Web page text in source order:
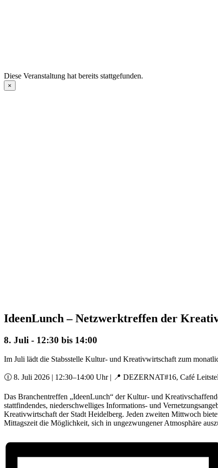
Diese Veranstaltung hat bereits stattgefunden.
×
IdeenLunch – Netzwerktreffen der
8. Juli - 12:30 bis 14:00
Im Juli lädt die Stabsstelle Kultur- und Kreativwirtschaft zum
🕧 8. Juli 2026 | 12:30–14:00 Uhr | 📍 DEZERNAT#16, Café
Das Branchentreffen „IdeenLunch“ der Kultur- und
stattfindendes, niederschwelliges Informations- und
Kreativwirtschaft der Stadt Heidelberg. Jeden zweiten Mittwoch
Mittagszeit die Möglichkeit, sich in ungezwungener Atmosphäre